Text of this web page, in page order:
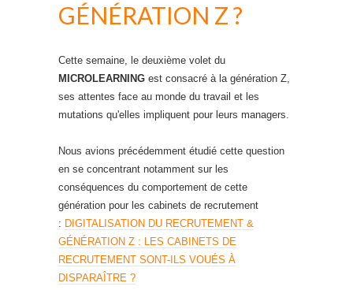
GÉNÉRATION Z ?
Cette semaine, le deuxième volet du
MICROLEARNING est consacré à la génération Z,
ses attentes face au monde du travail et les
mutations qu'elles impliquent pour leurs managers.
Nous avions précédemment étudié cette question
en se concentrant notamment sur les
conséquences du comportement de cette
génération pour les cabinets de recrutement
: DIGITALISATION DU RECRUTEMENT &
GÉNÉRATION Z : LES CABINETS DE
RECRUTEMENT SONT-ILS VOUÉS À
DISPARAÎTRE ?